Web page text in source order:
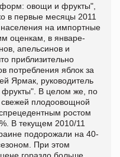
овощи и фрукты",
в первые месяцы 2011
на импортные
оценкам, в январе-
апельсинов и
приблизительно
потребления яблок за
Ярмак, руководитель
В целом же, по
свежей плодоовощной
ростом
В текущем 2010/11
подорожали на 40-
При этом
гораздо больше,